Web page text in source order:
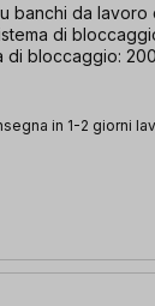
banchi da lavoro
di
di bloccaggio:
in 1-2 giorni